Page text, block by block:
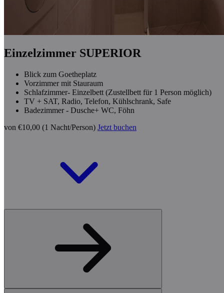
Einzelzimmer SUPERIOR
Blick zum Goetheplatz
Vorzimmer mit Stauraum
Schlafzimmer- Einzelbett (Zustellbett für 1 Person möglich)
TV + SAT, Radio, Telefon, Kühlschrank, Safe
Badezimmer - Dusche+ WC, Föhn
von €10,00 (1 Nacht/Person) Jetzt buchen